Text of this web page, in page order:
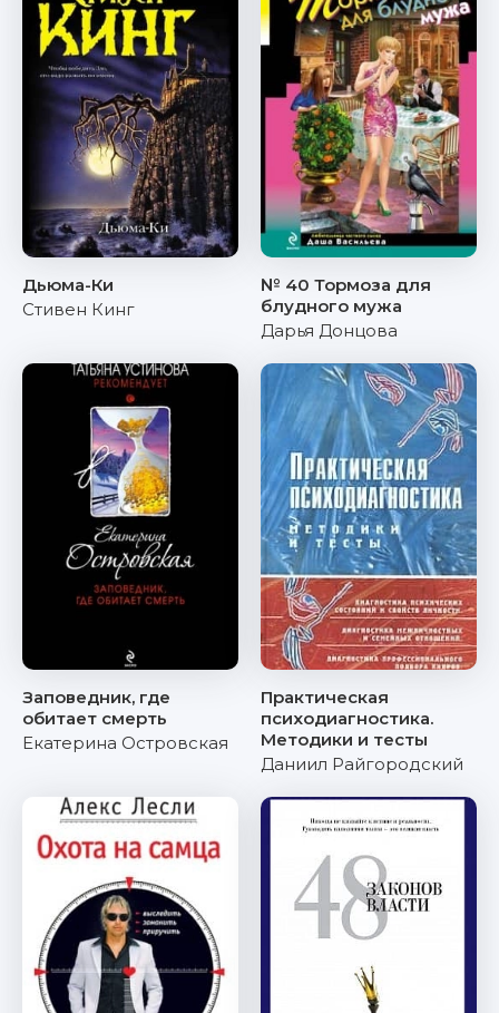
Дьюма-Ки
Стивен Кинг
№ 40 Тормоза для
блудного мужа
Дарья Донцова
Заповедник, где
обитает смерть
Екатерина Островская
Практическая
психодиагностика.
Методики и тесты
Даниил Райгородский